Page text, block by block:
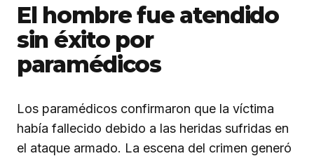
El hombre fue atendido
sin éxito por
paramédicos
Los paramédicos confirmaron que la víctima
había fallecido debido a las heridas sufridas en
el ataque armado. La escena del crimen generó